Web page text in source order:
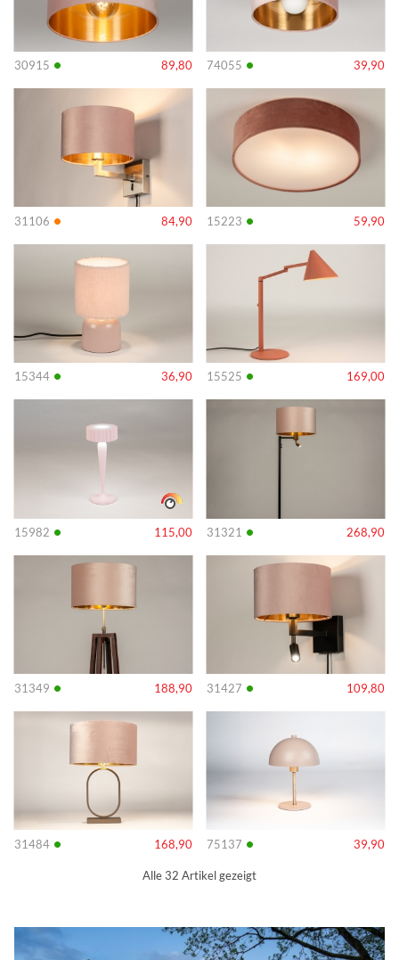
30915 • 89,80 74055 • 39,90
31106 • 84,90
Info
15223 • 59,90
Info
15344 • 36,90
Info
15525 • 169,00
Info
15982 • 115,00
Info
31321 • 268,90
Info
31349 • 188,90
Info
31427 • 109,80
Info
31484 • 168,90
Info
75137 • 39,90
Info
Alle 32 Artikel gezeigt